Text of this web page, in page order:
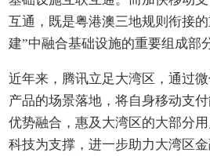
互通，既是粤港澳三地规则衔接
建”中融合基础设施的重要组成部
近年来，腾讯立足大湾区，通过
产品的场景落地，将自身移动支
优势融合，惠及大湾区的大部分
科技为支撑，进一步助力大湾区金